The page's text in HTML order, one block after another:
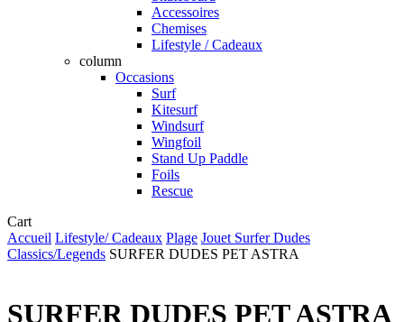
Accessoires
Chemises
Lifestyle / Cadeaux
column
Occasions
Surf
Kitesurf
Windsurf
Wingfoil
Stand Up Paddle
Foils
Rescue
CartClose
Cart
Accueil Lifestyle/ Cadeaux Plage Jouet Surfer Dudes
Classics/Legends SURFER DUDES PET ASTRA
SURFER DUDES PET ASTRA